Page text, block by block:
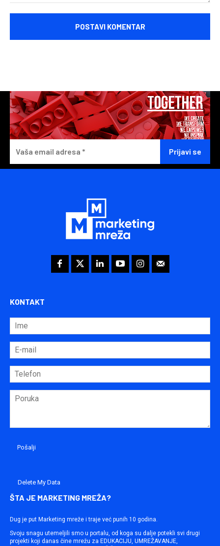
KONTAKT
Delete My Data
ŠTA JE MARKETING MREŽA?
Dug je put Marketing mreže i traje već punih 10 godina.
Svoju snagu utemeljili smo u portalu, od koga su dalje potekli svi drugi
projekti koji danas čine mrežu za EDUKACIJU, UMREŽAVANJE,